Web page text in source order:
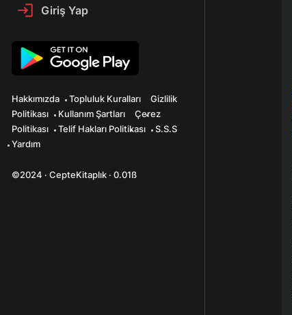
Giriş Yap
Hakkımızda Topluluk Kuralları
Gizlilik
Politikası
Kullanım Şartları
Çerez
Politikası
Telif Hakları Politikası
S.S.S
Yardım
©2024 · CepteKitaplık · 0.01ß